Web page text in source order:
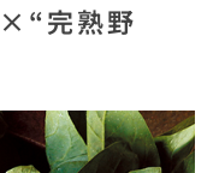
完熟野